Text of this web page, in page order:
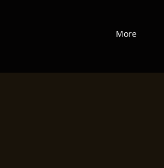
More